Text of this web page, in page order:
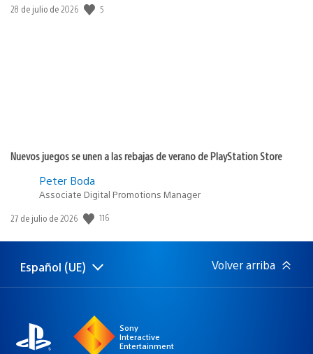
Fecha
28 de julio de 2026 5
Nuevos juegos se unen a las rebajas de verano de PlayStation Store
Peter Boda
Associate Digital Promotions Manager
Fecha
publicación:
27 de julio de 2026 116
Selecciona
Región
Español (UE) Volver arriba
Sony
Interactive
Entertainment